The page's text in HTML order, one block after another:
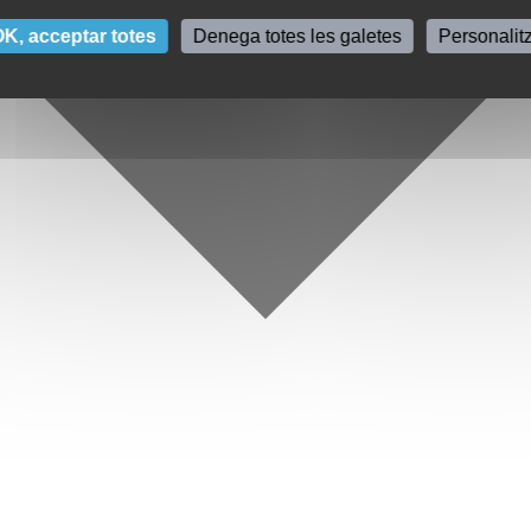
acceptar totes Denega totes les galetes